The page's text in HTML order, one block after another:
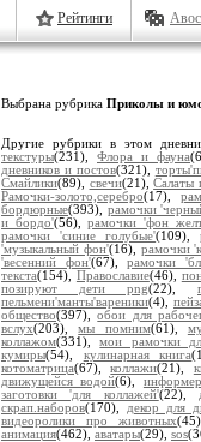
Рейтинги
Выбрана рубрика Приколы и
Другие рубрики в этом
текстуры(231), Флора и фауна
дневников и постов(321),
Смайлики(89), свечи(21),Салаты
Рамочки-золото,серебро(17),
бордюрные(393), рамочки
и бордо'(56),рамочки 'фон
рамочки 'синие голубые'(109),
'музыкальный фон'(16), рамочки
'весенний фон'(67),рамочки
текста(154), Православие(46),
позируют дети png(22),
пельмени'манты'вареники(4),
общество(397),обои для
вслух(203),мы помним(61),
коллажом(331),мои рамочки
кумиры(54), кулинарная книга
котоматрица(67),коллажи(21),
движущейся водой(6),
заготовки 'для коллажей'(22),
скрап.наборов(170), декор для
видеоролики про животных
анимация(462), аватары(29), sos